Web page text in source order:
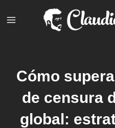
Cómo
de censura
global: